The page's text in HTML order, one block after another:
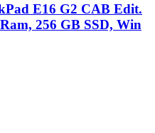
E16 G2 CAB Edit.
256 GB SSD, Win